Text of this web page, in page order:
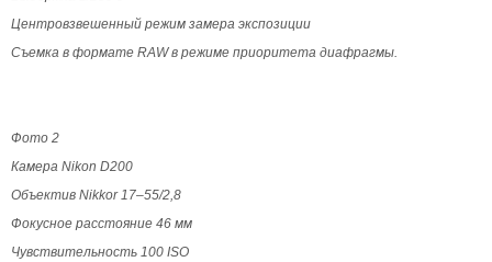
Центровзвешенный режим замера экспозиции
Съемка в формате RAW в режиме приоритета диафрагмы.
Фото 2
Камера Nikon D200
Объектив Nikkor 17–55/2,8
Фокусное расстояние 46 мм
Чувствительность 100 ISO